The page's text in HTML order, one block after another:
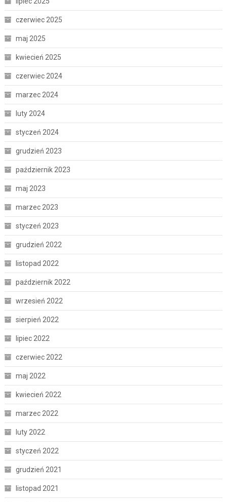
czerwiec 2025
maj 2025
kwiecień 2025
czerwiec 2024
marzec 2024
luty 2024
styczeń 2024
grudzień 2023
październik 2023
maj 2023
marzec 2023
styczeń 2023
grudzień 2022
listopad 2022
październik 2022
wrzesień 2022
sierpień 2022
lipiec 2022
czerwiec 2022
maj 2022
kwiecień 2022
marzec 2022
luty 2022
styczeń 2022
grudzień 2021
listopad 2021